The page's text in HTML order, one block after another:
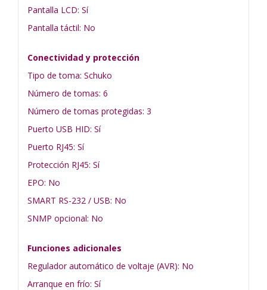
Pantalla LCD: Sí
Pantalla táctil: No
Conectividad y protección
Tipo de toma: Schuko
Número de tomas: 6
Número de tomas protegidas: 3
Puerto USB HID: Sí
Puerto RJ45: Sí
Protección RJ45: Sí
EPO: No
SMART RS-232 / USB: No
SNMP opcional: No
Funciones adicionales
Regulador automático de voltaje (AVR): No
Arranque en frío: Sí